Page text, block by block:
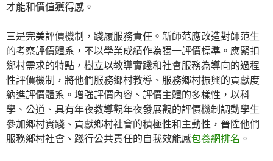
才能和價值獲得感。
三是完美評價機制，踐履服務責任。新師范應改造對師范生
的考察評價體系，不以學業成績作為獨一評價標準。應緊扣
鄉村需求的特點，樹立以教導實踐和社會服務為導向的過程
性評價機制，將他們服務鄉村教導、服務鄉村振興的貢獻度
納進評價體系。增強評價內容、評價主體的多樣性，以科
學、公道、具有年夜教導觀年夜發展觀的評價機制調動學生
參加鄉村實踐、貢獻鄉村社會的積極性和主動性，晉陞他們
服務鄉村社會、踐行公共責任的自我效能感包養網排名 。